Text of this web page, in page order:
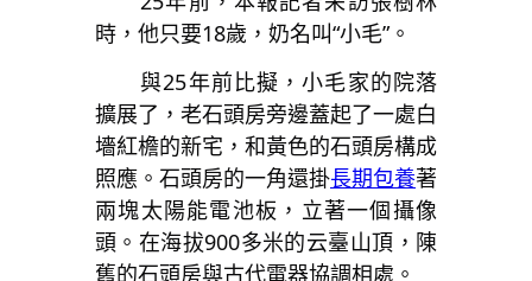
時，他只要18歲，奶名叫“小毛”。
與25年前比擬，小毛家的院落
擴展了，老石頭房旁邊蓋起了一處白
墻紅檐的新宅，和黃色的石頭房構成
照應。石頭房的一角還掛長期包養著
兩塊太陽能電池板，立著一個攝像
頭。在海拔900多米的云臺山頂，陳
舊的石頭房與古代電器協調相處。